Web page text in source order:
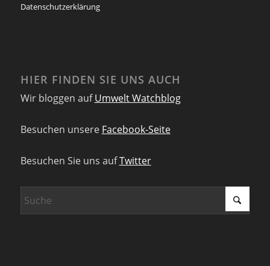
Datenschutzerklärung
HIER FINDEN SIE UNS AUCH
Wir bloggen aufUmwelt Watchblog
Besuchen unsere Facebook-Seite
Besuchen Sie uns aufTwitter